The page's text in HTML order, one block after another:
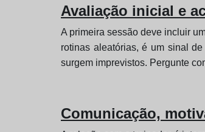
Avaliação inicial e
A primeira sessão deve incluir
rotinas aleatórias, é um sinal
surgem imprevistos. Pergunte
Comunicação,